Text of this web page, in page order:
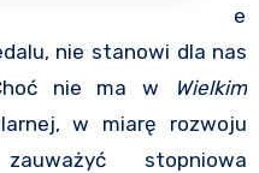
e
nie stanowi dla nas
nie ma w
Wielkim
w miarę rozwoju
stopniowa